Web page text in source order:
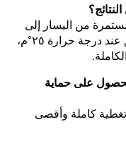
من اليسار إلى
اليمين. اترك الطبقة تجف لمدة ١٠ دقائق عند درجة حرارة ٢٥°م،
على حماية
كاملة وأقصى